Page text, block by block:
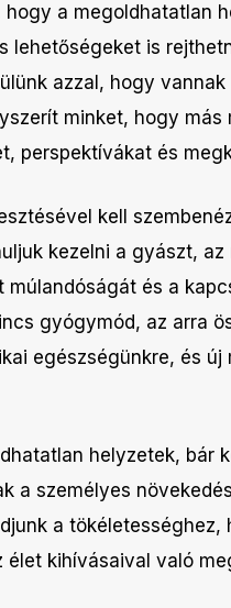
hogy a megoldhatatlan
lehetőségeket is
azzal, hogy
minket, hogy más
perspektívákat és
kell
kezelni a gyászt,
múlandóságát és a
gyógymód, az arra
egészségünkre, és
helyzetek, bár
a személyes
a tökéletességhez,
kihívásaival való